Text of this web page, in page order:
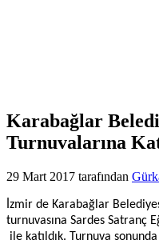
Karabağlar
Turnuvalarına
29 Mart 2017 tarafından
İzmir de Karabağlar
turnuvasına Sardes
ile katıldık. Turnuva